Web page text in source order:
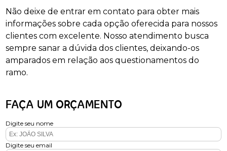
Não deixe de entrar em contato para obter mais
informações sobre cada opção oferecida para nossos
clientes com excelente. Nosso atendimento busca
sempre sanar a dúvida dos clientes, deixando-os
amparados em relação aos questionamentos do
ramo.
FAÇA UM ORÇAMENTO
Digite seu nome
Digite seu email